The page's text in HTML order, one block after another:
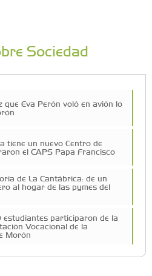
Sociedad
que Eva Perón voló en avión lo
tiene un nuevo Centro de
el CAPS Papa Francisco
de La Cantábrica: de un
al hogar de las pymes del
participaron de la
Vocacional de la
Morón